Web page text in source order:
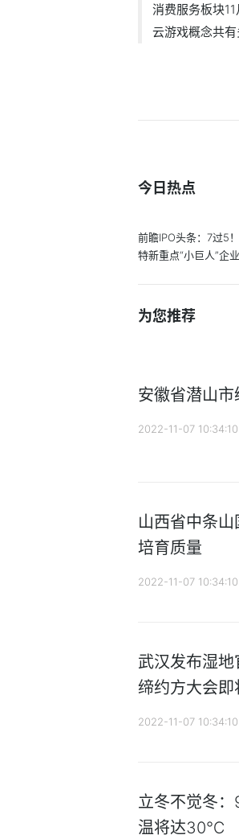
消费服务板块
云游戏概念共
今日热点
前瞻IPO头条：7过5
特新重点“小巨人”企
为您推荐
安徽省潜山
2022-11-07 10:34:10
山西省中条
培育质量
2022-11-07 10:34:10
武汉发布湿
缔约方大会即
2022-11-07 10:34:10
立冬不觉冬
温将达30℃